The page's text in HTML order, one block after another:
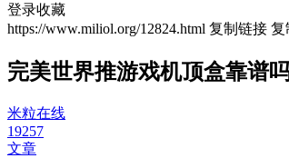
登录收藏
https://www.miliol.org/12824.html 复制链接 复
完美世界推游戏机顶盒靠谱
米粒在线
19257
文章